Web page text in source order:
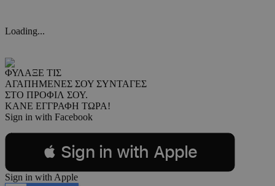
Loading...
ΦΥΛΑΞΕ ΤΙΣ
ΑΓΑΠΗΜΕΝΕΣ ΣΟΥ ΣΥΝΤΑΓΕΣ
ΣΤΟ ΠΡΟΦΙΛ ΣΟΥ.
ΚΑΝΕ ΕΓΓΡΑΦΗ ΤΩΡΑ!
Sign in with Facebook
 Sign in with Apple
Sign in with Apple